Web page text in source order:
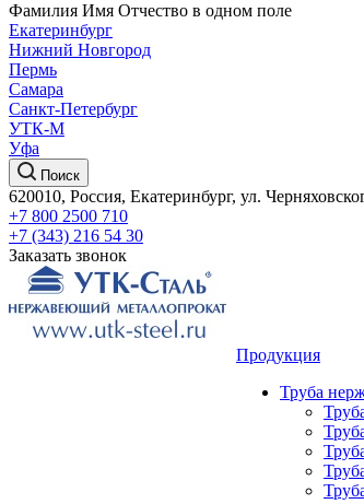
Фамилия Имя Отчество в одном поле
Екатеринбург
Нижний Новгород
Пермь
Самара
Санкт-Петербург
УТК-М
Уфа
Поиск
620010, Россия, Екатеринбург, ул.
+7 800 2500 710
+7 (343) 216 54 30
Заказать звонок
Продукция
Труба